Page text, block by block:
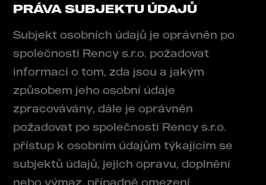
PRÁVA SUBJEKTU ÚDAJŮ
Subjekt osobních údajů je oprávněn po
společnosti Rency s.r.o. požadovat
informaci o tom, zda jsou a jakým
způsobem jeho osobní údaje
zpracovávány, dále je oprávněn
požadovat po společnosti Rency s.r.o.
přístup k osobním údajům týkajícím se
subjektů údajů, jejich opravu, doplnění
nebo výmaz, případně omezení